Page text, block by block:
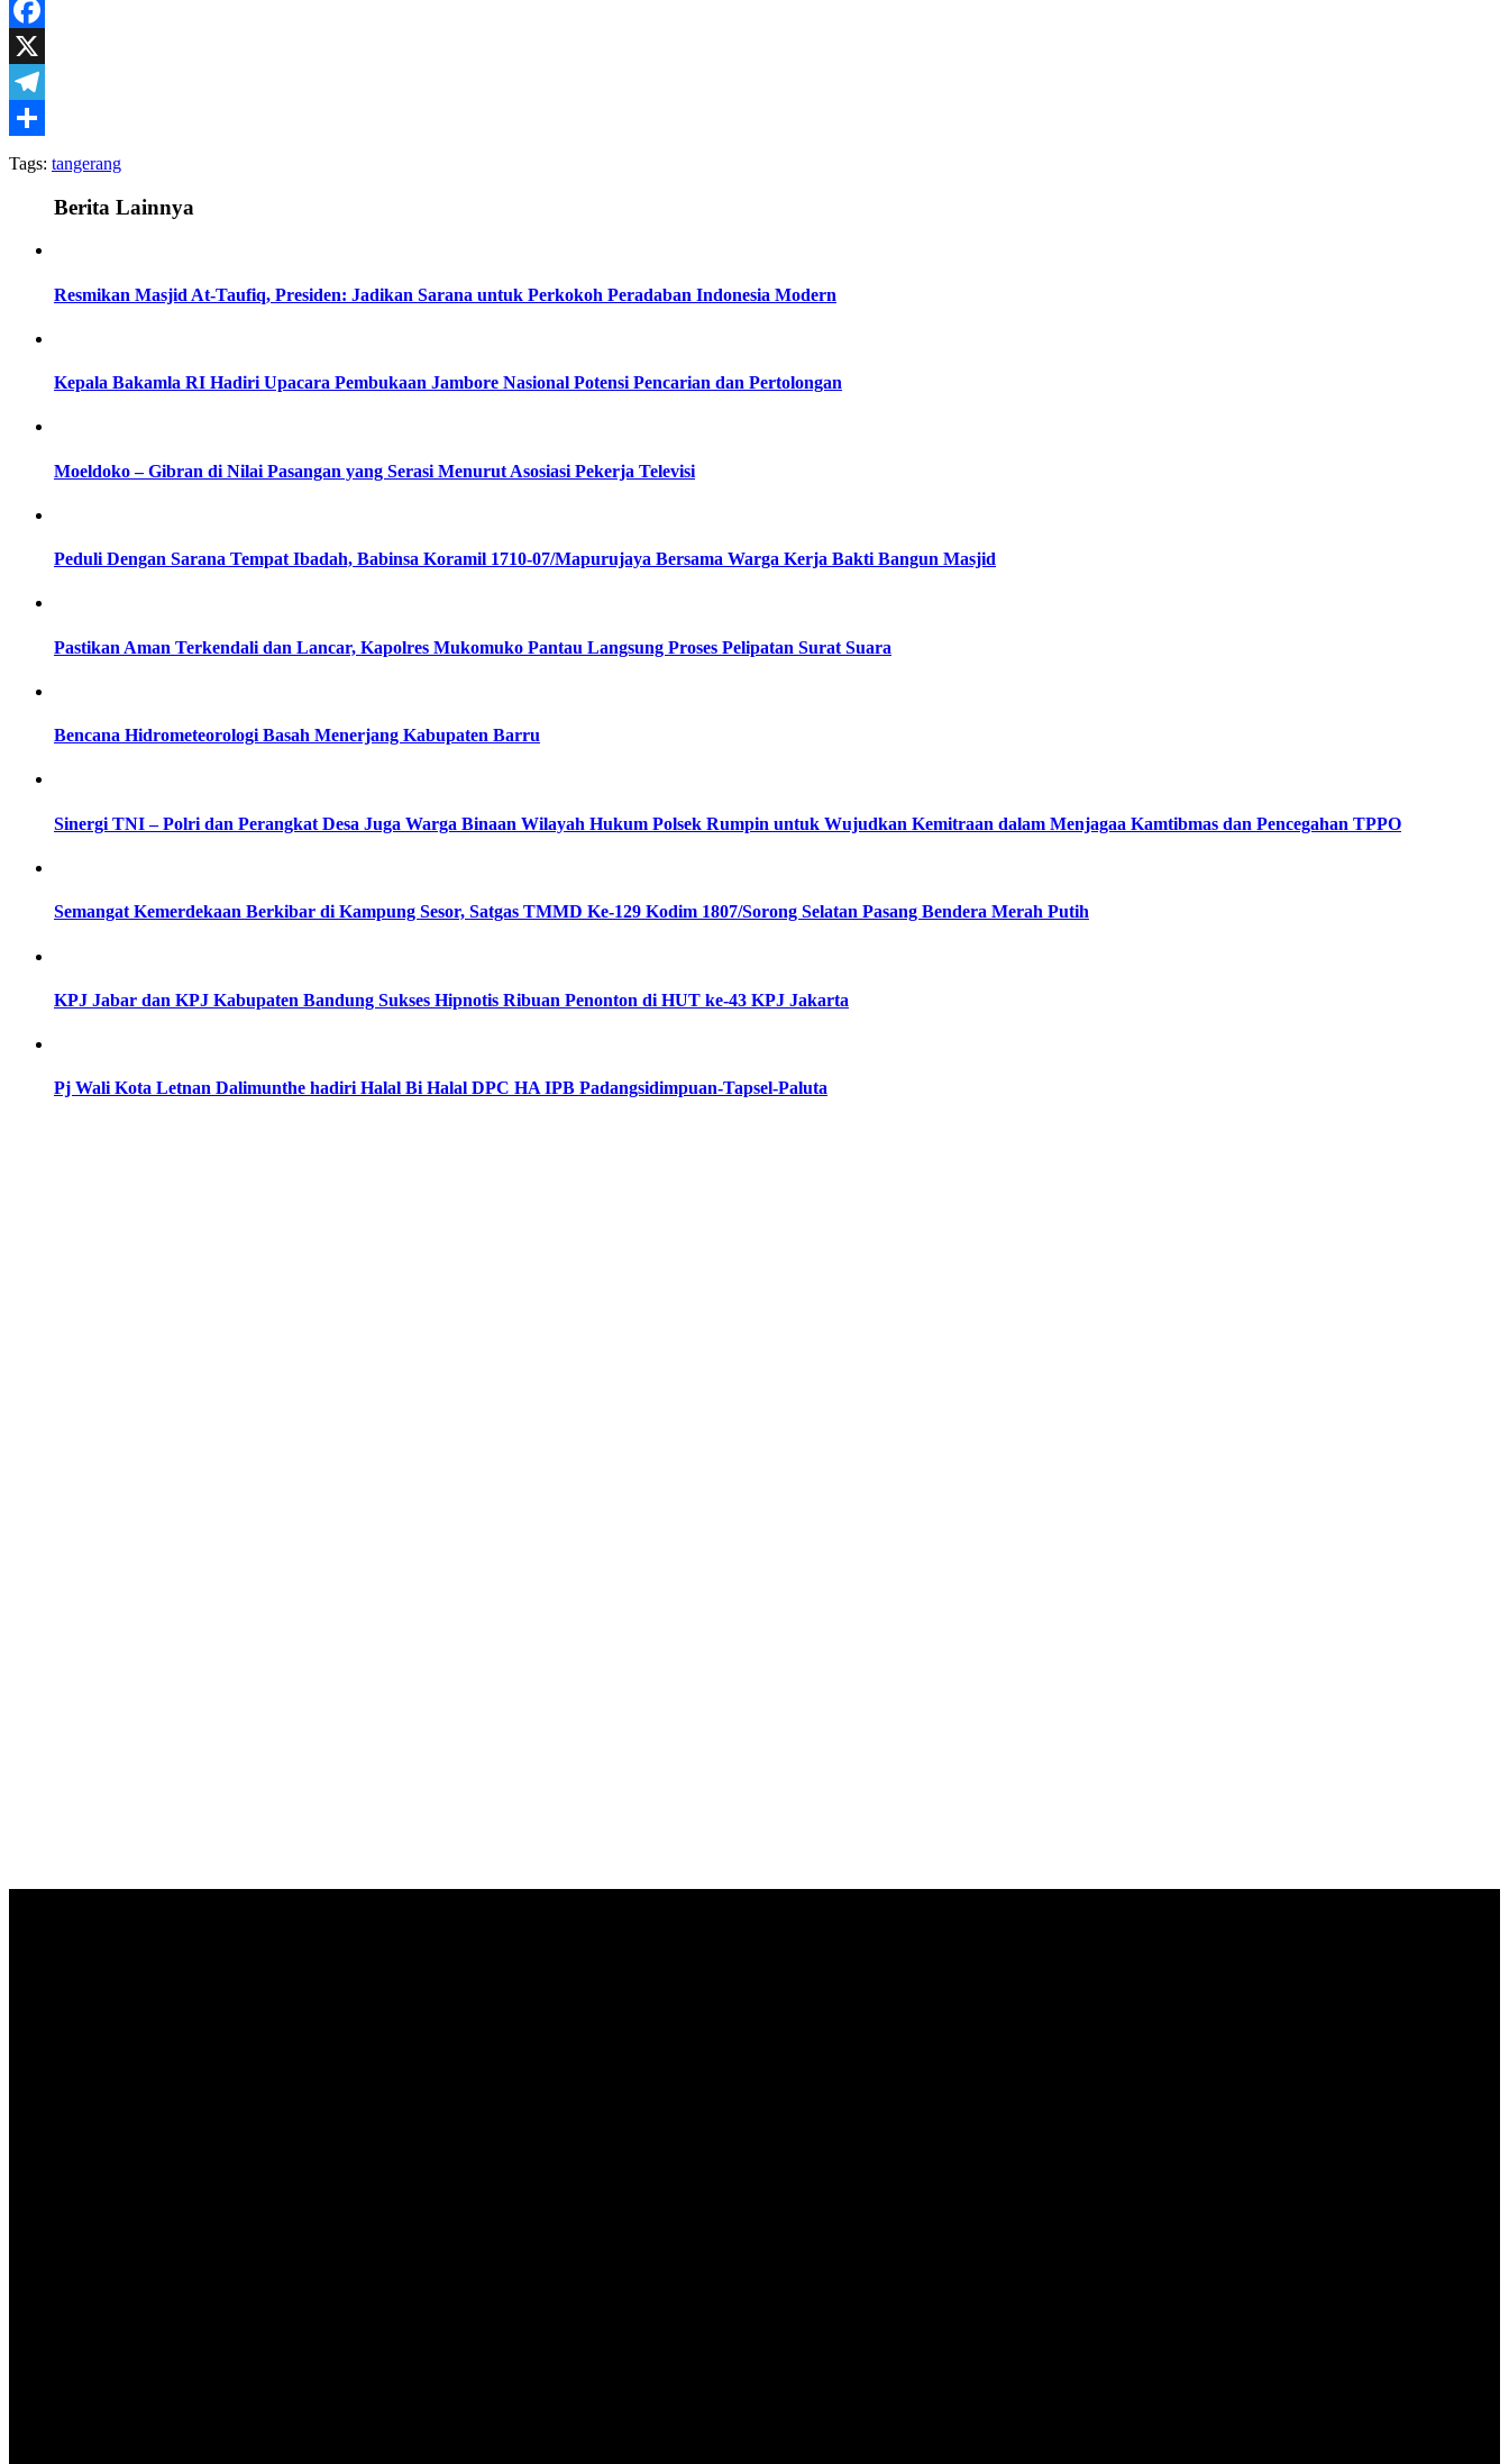
WhatsApp
Facebook
X
Telegram
Share
Tags: tangerang
Berita Lainnya
Resmikan Masjid At-Taufiq, Presiden: Jadikan Sarana untuk Perkokoh Peradaban Indonesia Modern
Kepala Bakamla RI Hadiri Upacara Pembukaan Jambore Nasional Potensi Pencarian dan Pertolongan
Moeldoko – Gibran di Nilai Pasangan yang Serasi Menurut Asosiasi Pekerja Televisi
Peduli Dengan Sarana Tempat Ibadah, Babinsa Koramil 1710-07/Mapurujaya Bersama Warga Kerja Bakti Bangun Masjid
Pastikan Aman Terkendali dan Lancar, Kapolres Mukomuko Pantau Langsung Proses Pelipatan Surat Suara
Bencana Hidrometeorologi Basah Menerjang Kabupaten Barru
Sinergi TNI – Polri dan Perangkat Desa Juga Warga Binaan Wilayah Hukum Polsek Rumpin untuk Wujudkan Kemitraan dalam Menjagaa Kamtibmas dan Pencegahan TPPO
Semangat Kemerdekaan Berkibar di Kampung Sesor, Satgas TMMD Ke-129 Kodim 1807/Sorong Selatan Pasang Bendera Merah Putih
KPJ Jabar dan KPJ Kabupaten Bandung Sukses Hipnotis Ribuan Penonton di HUT ke-43 KPJ Jakarta
Pj Wali Kota Letnan Dalimunthe hadiri Halal Bi Halal DPC HA IPB Padangsidimpuan-Tapsel-Paluta